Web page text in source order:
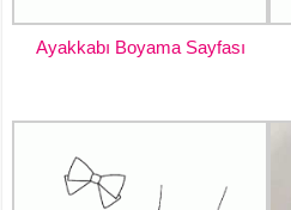
Ayakkabı Boyama Sayfası